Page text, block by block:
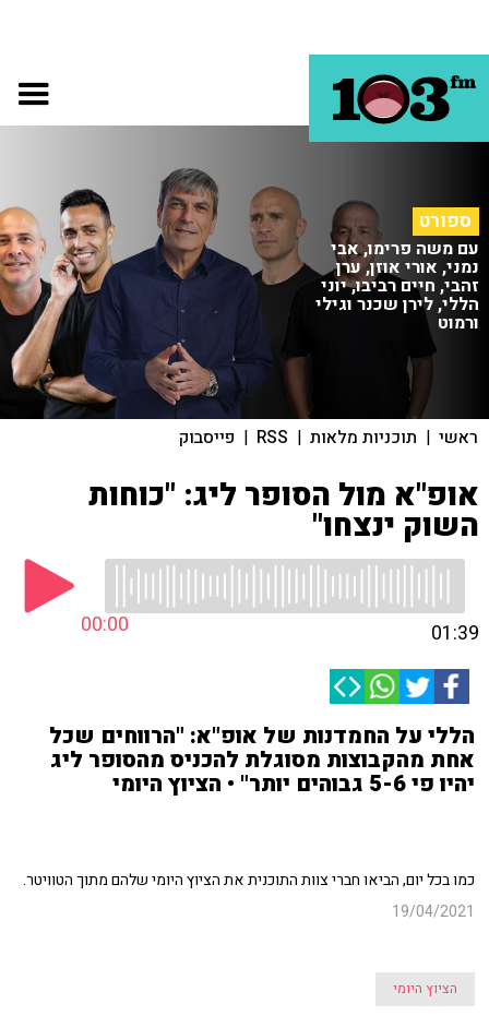
ספורט
עם משה פרימו, אבי
נמני, אורי אוזן, ערן
זהבי, חיים רביבו, יוני
הללי, לירן שכנר וגילי
ורמוט
ראשי | תוכניות מלאות |
RSS
| פייסבוק
אופ"א מול הסופר ליג: "כוחות
השוק ינצחו"
00:00 01:39
הללי על החמדנות של אופ"א: "הרווחים שכל
אחת מהקבוצות מסוגלת להכניס מהסופר ליג
יהיו פי 5-6 גבוהים יותר" • הציוץ היומי
כמו בכל יום, הביאו חברי צוות התוכנית את הציוץ היומי שלהם מתוך הטוויטר.
19/04/2021
הציוץ היומי